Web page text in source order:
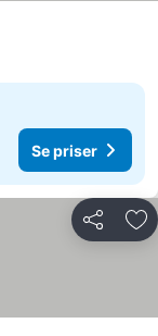
Se priser
Del